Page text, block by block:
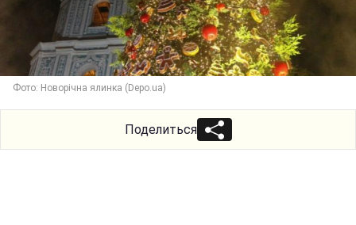
Фото: Новорічна ялинка (Depo.ua)
Поделиться